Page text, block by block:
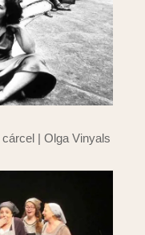
| Olga Vinyals